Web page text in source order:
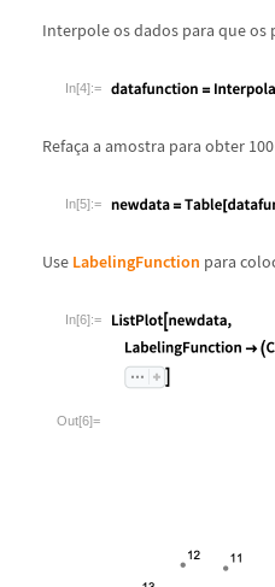
Interpole os dados para que
In[4]:=
Refaça a amostra para obter
In[5]:=
Use LabelingFunction para
In[6]:=
Out[6]=